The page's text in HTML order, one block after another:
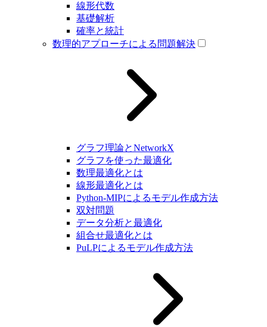
線形代数
基礎解析
確率と統計
数理的アプローチによる問題解決
グラフ理論とNetworkX
グラフを使った最適化
数理最適化とは
線形最適化とは
Python-MIPによるモデル作成方法
双対問題
データ分析と最適化
組合せ最適化とは
PuLPによるモデル作成方法